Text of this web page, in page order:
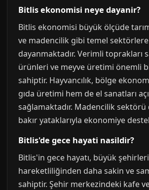
Bitlis ekonomisi neye dayanir?
Bitlis ekonomisi büyük ölçüde
ve madencilik gibi temel sektörlere
dayanmaktadır. Verimli toprakları
ürünleri ve meyve üretimi önemli
sahiptir. Hayvancılık, bölge
gıda üretimi hem de el sanatları
sağlamaktadır. Madencilik
bakır yataklarıyla ekonomiye
Bitlis'de gece hayati nasildir?
Bitlis'in gece hayatı, büyük
hareketliliğinden daha sakin ve
sahiptir. Şehir merkezindeki kafe